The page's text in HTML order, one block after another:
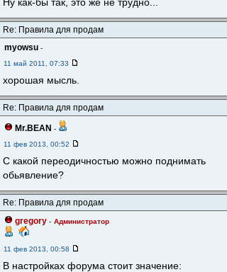
Re: Правила для продам
myowsu -
11 май 2011, 07:33
хорошая мысль.
Re: Правила для продам
Mr.BEAN -
11 фев 2013, 00:52
С какой переодичностью можно поднимать
обьявление?
Re: Правила для продам
gregory - Администратор
11 фев 2013, 00:58
В настройках форума стоит значение: